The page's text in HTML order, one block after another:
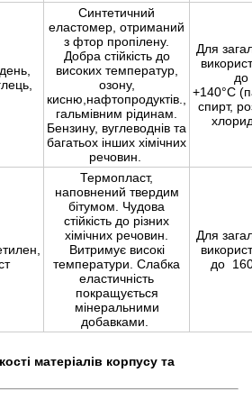
Синтетичний
еластомер, отриманий
з фтор пропілену.
Добра стійкість до
високих температур,
озону,
кисню,нафтопродуктів.,
гальмівним рідинам.
Бензину, вуглеводнів та
багатьох інших хімічних
речовин.
Для
до
+140°С
спирт,
Термопласт,
наповнений твердим
бітумом. Чудова
стійкість до різних
хімічних речовин.
Витримує високі
температури. Слабка
еластичність
покращується
мінеральними
добавками.
Для
до
матеріалів корпусу та